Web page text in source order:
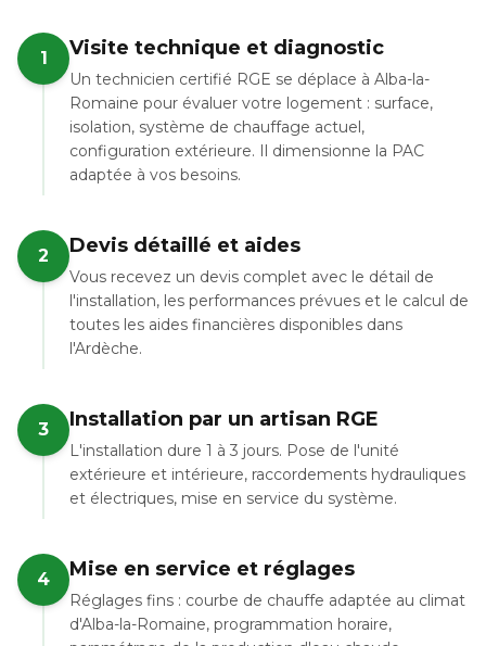
1 Visite technique et diagnostic
Un technicien certifié RGE se déplace à Alba-la-
Romaine pour évaluer votre logement : surface,
isolation, système de chauffage actuel,
configuration extérieure. Il dimensionne la PAC
adaptée à vos besoins.
2 Devis détaillé et aides
Vous recevez un devis complet avec le détail de
l'installation, les performances prévues et le calcul de
toutes les aides financières disponibles dans
l'Ardèche.
3 Installation par un artisan RGE
L'installation dure 1 à 3 jours. Pose de l'unité
extérieure et intérieure, raccordements hydrauliques
et électriques, mise en service du système.
4 Mise en service et réglages
Réglages fins : courbe de chauffe adaptée au climat
d'Alba-la-Romaine, programmation horaire,